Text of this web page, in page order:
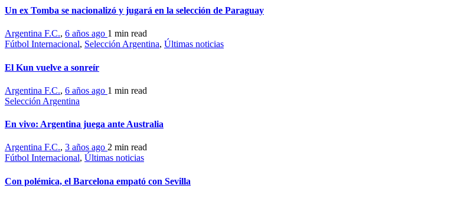
Un ex Tomba se nacionalizó y jugará en la selección de Paraguay
Argentina F.C., 6 años ago 1 min read
Fútbol Internacional, Selección Argentina, Últimas noticias
El Kun vuelve a sonreír
Argentina F.C., 6 años ago 1 min read
Selección Argentina
En vivo: Argentina juega ante Australia
Argentina F.C., 3 años ago 2 min read
Fútbol Internacional, Últimas noticias
Con polémica, el Barcelona empató con Sevilla